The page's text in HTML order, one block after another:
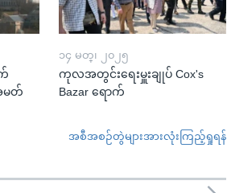
မတ်
၁၄ မတ္၊ ၂၀၂၅
ကုလအတွင်းရေးမှူးချုပ် Cox's
Bazar ရောက်
အစီအစဉ်တွဲများအားလုံးကြည့်ရှုရန်